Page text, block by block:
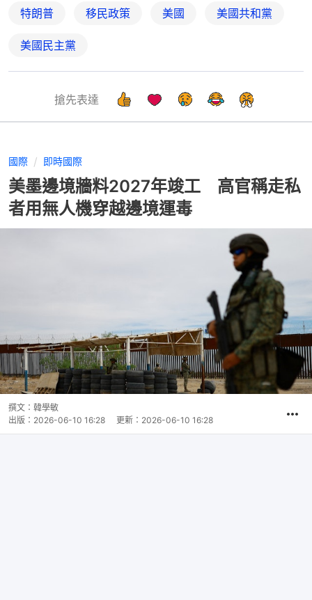
特朗普 移民政策 美國 美國共和黨
美國民主黨
搶先表達
國際 即時國際
美墨邊境牆料2027年竣工 高官稱走私
者用無人機穿越邊境運毒
撰文： 韓學敏
出版： 2026-06-10 16:28 更新： 2026-06-10 16:28